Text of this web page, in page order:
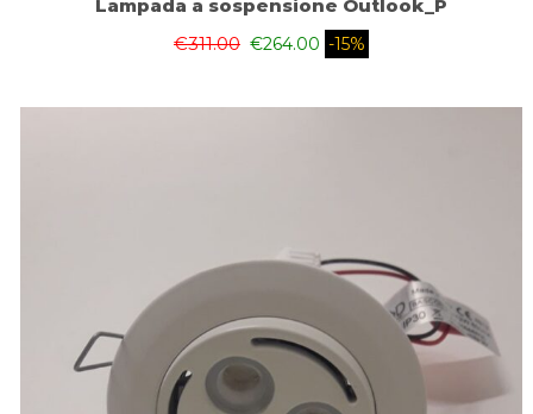
Lampada a sospensione Outlook_P
€311.00 €264.00 -15%